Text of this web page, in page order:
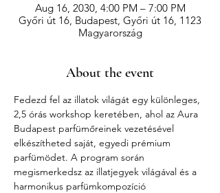
Aug 16, 2030, 4:00 PM – 7:00 PM
Győri út 16, Budapest, Győri út 16, 1123
Magyarország
About the event
Fedezd fel az illatok világát egy különleges,
2,5 órás workshop keretében, ahol az Aura
Budapest parfümőreinek vezetésével
elkészítheted saját, egyedi prémium
parfümödet. A program során
megismerkedsz az illatjegyek világával és a
harmonikus parfümkompozíció